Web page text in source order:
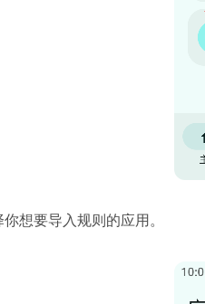
想要导入规则的应用。